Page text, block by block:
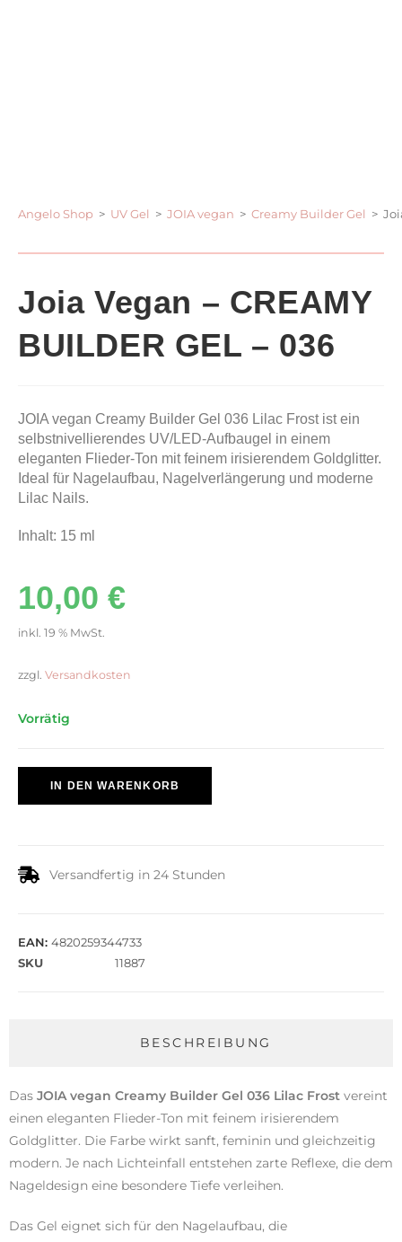
Angelo Shop > UV Gel > JOIA vegan > Creamy Builder Gel >
Joia Vegan – CREAMY
BUILDER GEL – 036
JOIA vegan Creamy Builder Gel 036 Lilac Frost ist ein
selbstnivellierendes UV/LED-Aufbaugel in einem
eleganten Flieder-Ton mit feinem irisierendem Goldglitter.
Ideal für Nagelaufbau, Nagelverlängerung und moderne
Lilac Nails.
Inhalt: 15 ml
10,00 €
inkl. 19 % MwSt.
zzgl. Versandkosten
Vorrätig
IN DEN WARENKORB
Versandfertig in 24 Stunden
EAN: 4820259344733
SKU
11887
BESCHREIBUNG
Das JOIA vegan Creamy Builder Gel 036 Lilac Frost vereint
einen eleganten Flieder-Ton mit feinem irisierendem
Goldglitter. Die Farbe wirkt sanft, feminin und gleichzeitig
modern. Je nach Lichteinfall entstehen zarte Reflexe, die dem
Nageldesign eine besondere Tiefe verleihen.
Das Gel eignet sich für den Nagelaufbau, die